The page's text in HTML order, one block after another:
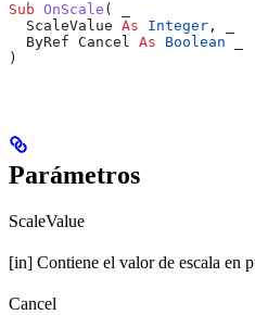
Sub OnScale (
  ScaleValue
As Integer ,
  ByRef Cancel
As Boolean
)
Parámetros
ScaleValue
[in] Contiene el valor de escala en
Cancel